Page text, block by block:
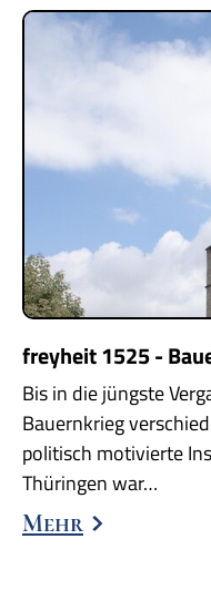
freyheit 1525 -
Bis in die jüngste
Bauernkrieg
politisch motivierte
Thüringen war…
Mehr